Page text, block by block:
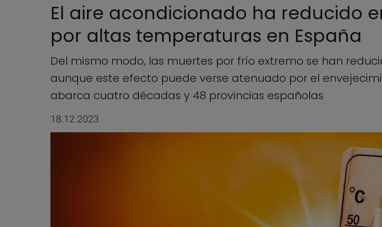
El aire acondicionado ha reducido
por altas temperaturas en España
Del mismo modo, las muertes por frío extremo se han
aunque este efecto puede verse atenuado por el
abarca cuatro décadas y 48 provincias españolas
18.12.2023